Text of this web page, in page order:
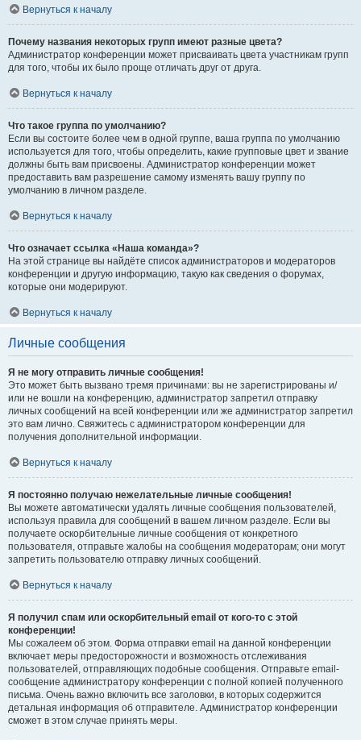
Вернуться к началу
Почему названия некоторых групп имеют разные цвета?
Администратор конференции может присваивать цвета участникам групп
для того, чтобы их было проще отличать друг от друга.
Вернуться к началу
Что такое группа по умолчанию?
Если вы состоите более чем в одной группе, ваша группа по умолчанию
используется для того, чтобы определить, какие групповые цвет и звание
должны быть вам присвоены. Администратор конференции может
предоставить вам разрешение самому изменять вашу группу по
умолчанию в личном разделе.
Вернуться к началу
Что означает ссылка «Наша команда»?
На этой странице вы найдёте список администраторов и модераторов
конференции и другую информацию, такую как сведения о форумах,
которые они модерируют.
Вернуться к началу
Личные сообщения
Я не могу отправить личные сообщения!
Это может быть вызвано тремя причинами: вы не зарегистрированы и/
или не вошли на конференцию, администратор запретил отправку
личных сообщений на всей конференции или же администратор запретил
это вам лично. Свяжитесь с администратором конференции для
получения дополнительной информации.
Вернуться к началу
Я постоянно получаю нежелательные личные сообщения!
Вы можете автоматически удалять личные сообщения пользователей,
используя правила для сообщений в вашем личном разделе. Если вы
получаете оскорбительные личные сообщения от конкретного
пользователя, отправьте жалобы на сообщения модераторам; они могут
запретить пользователю отправку личных сообщений.
Вернуться к началу
Я получил спам или оскорбительный email от кого-то с этой
конференции!
Мы сожалеем об этом. Форма отправки email на данной конференции
включает меры предосторожности и возможность отслеживания
пользователей, отправляющих подобные сообщения. Отправьте email-
сообщение администратору конференции с полной копией полученного
письма. Очень важно включить все заголовки, в которых содержится
детальная информация об отправителе. Администратор конференции
сможет в этом случае принять меры.